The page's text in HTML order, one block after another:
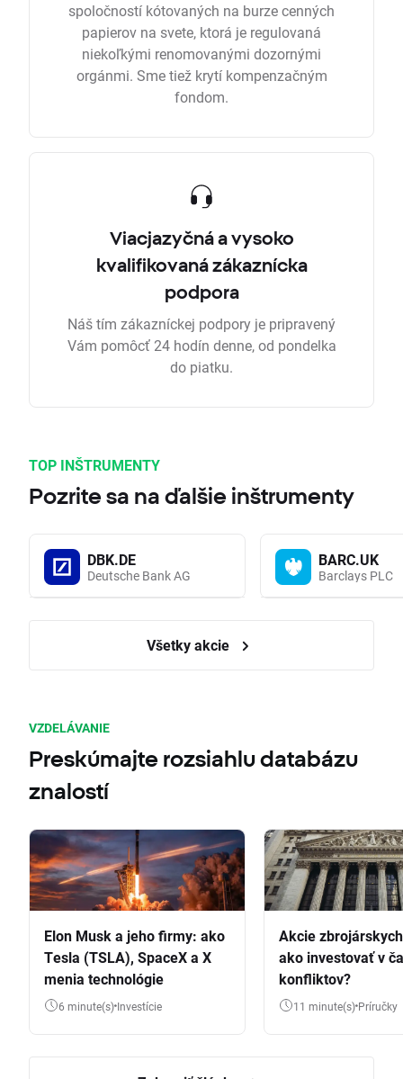
spoločností kótovaných na burze cenných
papierov na svete, ktorá je regulovaná
niekoľkými renomovanými dozornými
orgánmi. Sme tiež krytí kompenzačným
fondom.
Viacjazyčná a vysoko
kvalifikovaná zákaznícka
podpora
Náš tím zákazníckej podpory je pripravený
Vám pomôcť 24 hodín denne, od pondelka
do piatku.
TOP INŠTRUMENTY
Pozrite sa na ďalšie inštrumenty
DBK.DE
Deutsche Bank AG
BARC.UK
Barclays PLC
Všetky akcie
VZDELÁVANIE
Preskúmajte rozsiahlu databázu
znalostí
Elon Musk a jeho firmy: ako
Tesla (TSLA), SpaceX a X
menia technológie
6 minute(s) Investície
Akcie
ako investovať v
konfliktov?
11 minute(s) Príručky